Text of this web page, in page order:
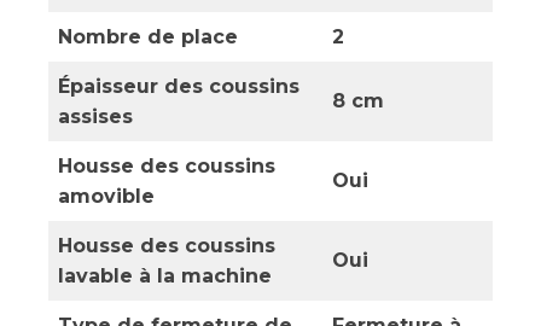
Nombre de place 2
Épaisseur des coussins
assises
8 cm
Housse des coussins
amovible
Oui
Housse des coussins
lavable à la machine
Oui